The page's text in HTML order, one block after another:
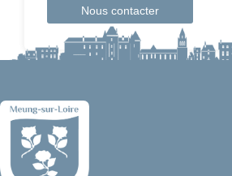
Nous contacter